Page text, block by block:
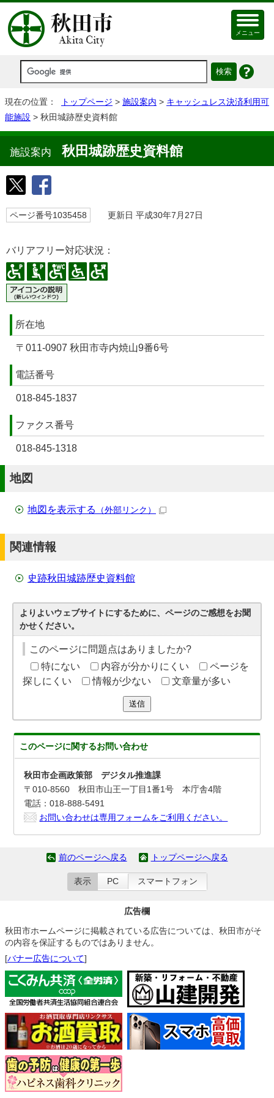
メニュー
現在の位置： トップページ > 施設案内 > キャッシュレス決済利用可
能施設 > 秋田城跡歴史資料館
施設案内 秋田城跡歴史資料館
ページ番号1035458 更新日 平成30年7月27日
バリアフリー対応状況：
所在地
〒011-0907 秋田市寺内焼山9番6号
電話番号
018-845-1837
ファクス番号
018-845-1318
地図
地図を表示する （外部リンク）
関連情報
史跡秋田城跡歴史資料館
よりよいウェブサイトにするために、ページのご感想をお聞
かせください。
このページに問題点はありましたか?
特にない
内容が分かりにくい
ページを
探しにくい
情報が少ない 文章量が多い
送信
このページに関するお問い合わせ
秋田市企画政策部 デジタル推進課
〒010-8560 秋田市山王一丁目1番1号 本庁舎4階
電話：018-888-5491
お問い合わせは専用フォームをご利用ください。
前のページへ戻る トップページへ戻る
表示 PC スマートフォン
広告欄
秋田市ホームページに掲載されている広告については、秋田市がそ
の内容を保証するものではありません。
[バナー広告について]